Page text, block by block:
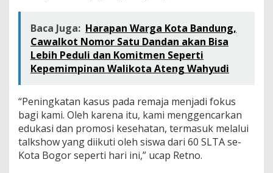
Baca Juga: Harapan Warga Kota Bandung,
Cawalkot Nomor Satu Dandan akan Bisa
Lebih Peduli dan Komitmen Seperti
Kepemimpinan Walikota Ateng Wahyudi
“Peningkatan kasus pada remaja menjadi fokus
bagi kami. Oleh karena itu, kami menggencarkan
edukasi dan promosi kesehatan, termasuk melalui
talkshow yang diikuti oleh siswa dari 60 SLTA se-
Kota Bogor seperti hari ini,” ucap Retno.